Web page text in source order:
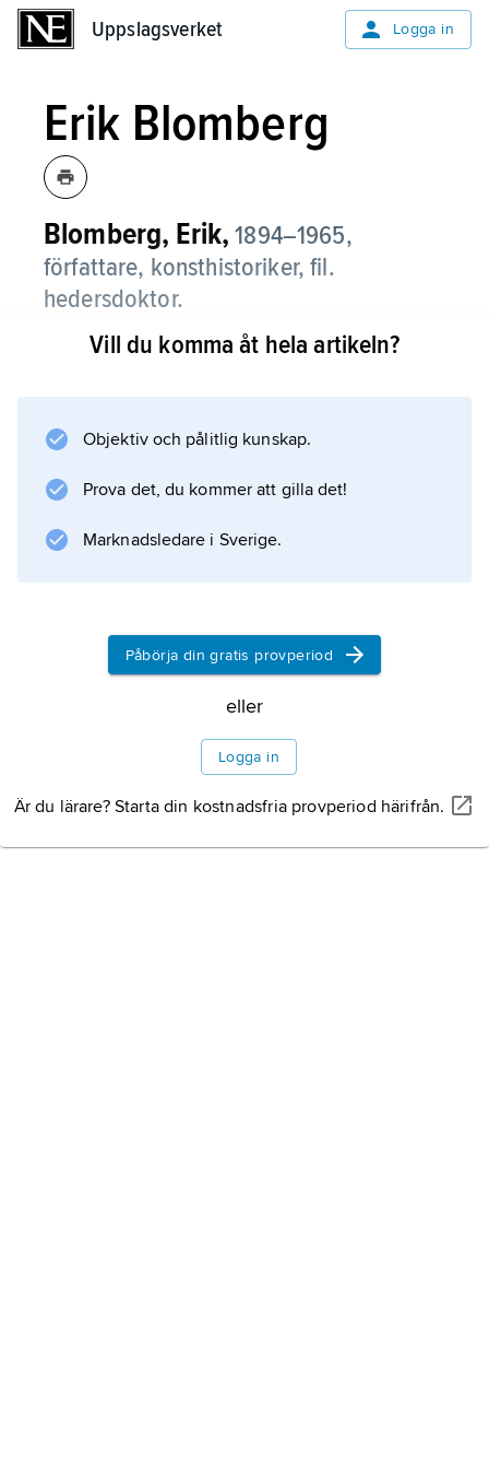
Uppslagsverket Logga in
Erik Blomberg
Blomberg, Erik, 1894–1965,
författare, konsthistoriker, fil.
hedersdoktor.
Med intimt lyriska visor och en radikal
(1918),
(1920) och
Den fångne guden
(1927), blev Blomberg en av 1920-talets
pläderade för en inomvärldslig livs- och
gemenskapstro. Senare samlingar är
Litteraturanvisning
Information om artikeln
Vill du komma åt hela artikeln?
Objektiv och pålitlig kunskap.
Prova det, du kommer att gilla det!
Marknadsledare i Sverige.
Påbörja din gratis provperiod
eller
Logga in
Är du lärare? Starta din kostnadsfria provperiod härifrån.